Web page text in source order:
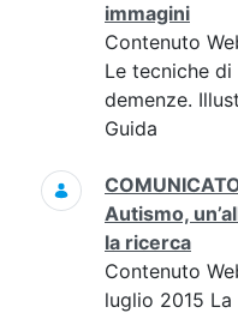
immagini
Contenuto
Le tecniche
demenze.
Guida
Autismo,
la ricerca
Contenuto
luglio 2015